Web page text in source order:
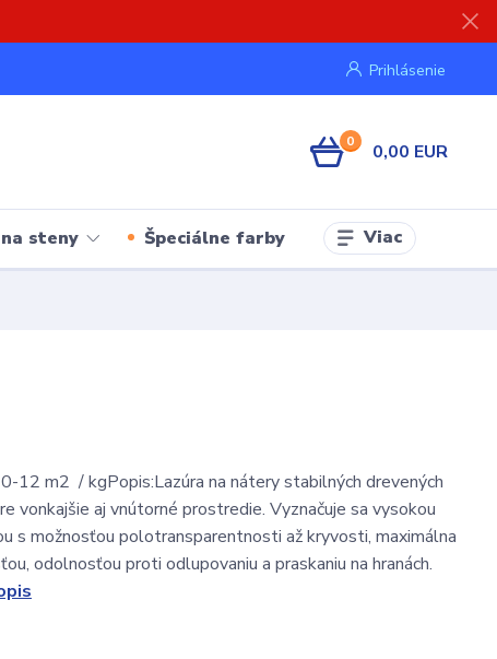
Prihlásenie
0 0,00 EUR
steny Špeciálne farby Viac
12 m2 / kgPopis:Lazúra na nátery stabilných drevených
vonkajšie aj vnútorné prostredie. Vyznačuje sa vysokou
s možnosťou polotransparentnosti až kryvosti, maximálna
odolnosťou proti odlupovaniu a praskaniu na hranách.